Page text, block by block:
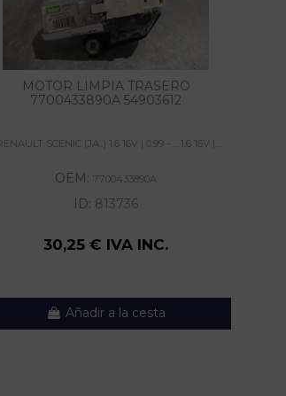
MOTOR LIMPIA TRASERO
7700433890A 54903612
SCENIC (JA..) 1.6 16V | 0.99 - ... 1.6 16V |...
OEM:7700433890A
ID: 813736
30,25 € IVA INC.
Añadir a la cesta